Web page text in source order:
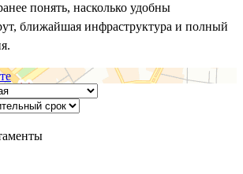
понять, насколько удобны
ближайшая инфраструктура и полный